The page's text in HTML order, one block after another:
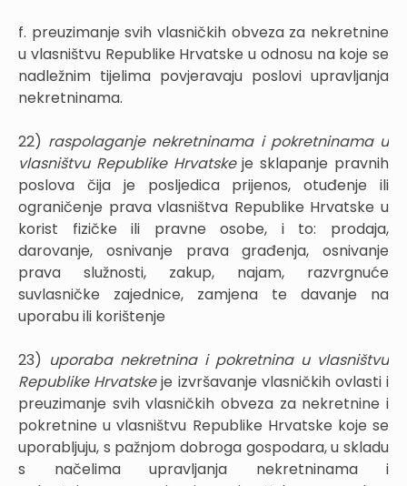
f. preuzimanje svih vlasničkih obveza za nekretnine
u vlasništvu Republike Hrvatske u odnosu na koje se
nadležnim tijelima povjeravaju poslovi upravljanja
nekretninama.
22) raspolaganje nekretninama i pokretninama u
vlasništvu Republike Hrvatskeje sklapanje pravnih
poslova čija je posljedica prijenos, otuđenje ili
ograničenje prava vlasništva Republike Hrvatske u
korist fizičke ili pravne osobe, i to: prodaja,
darovanje, osnivanje prava građenja, osnivanje
prava služnosti, zakup, najam, razvrgnuće
suvlasničke zajednice, zamjena te davanje na
uporabu ili korištenje
23) uporaba nekretnina i pokretnina u vlasništvu
Republike Hrvatskeje izvršavanje vlasničkih ovlasti i
preuzimanje svih vlasničkih obveza za nekretnine i
pokretnine u vlasništvu Republike Hrvatske koje se
uporabljuju, s pažnjom dobroga gospodara, u skladu
s načelima upravljanja nekretninama i